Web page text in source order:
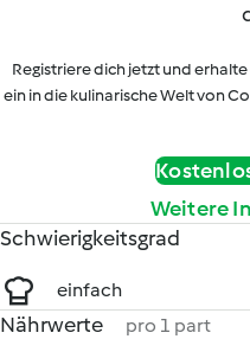
Registriere dich jetzt und
ein in die kulinarische Welt von
Weitere
Schwierigkeitsgrad
einfach
Nährwerte pro 1 part